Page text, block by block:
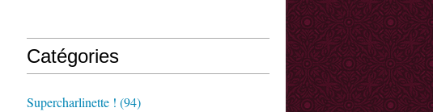
Catégories
Supercharlinette ! (94)